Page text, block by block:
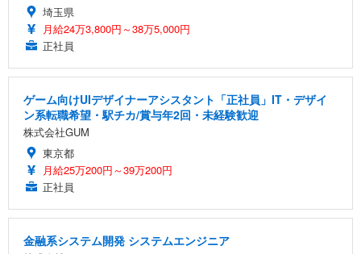
埼玉県
月給24万3,800円～38万5,000円
正社員
ゲーム向けUIデザイナーアシスタント「正社員」IT・デザイ
ン系転職希望・駅チカ/賞与年2回・未経験歓迎
株式会社GUM
東京都
月給25万200円～39万200円
正社員
金融系システム開発 システムエンジニア